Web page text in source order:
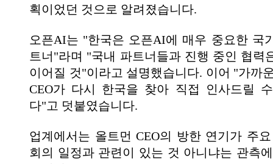
획이었던 것으로 알려졌습니다.
오픈AI는 "한국은 오픈AI에 매우 중요한 국
트너"라며 "국내 파트너들과 진행 중인 협력
이어질 것"이라고 설명했습니다. 이어 "가까
CEO가 다시 한국을 찾아 직접 인사드릴
다"고 덧붙였습니다.
업계에서는 올트먼 CEO의 방한 연기가 주
회의 일정과 관련이 있는 것 아니냐는 관측